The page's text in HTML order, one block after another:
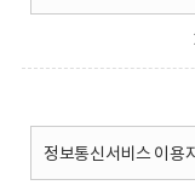
정보통신서비스 이용